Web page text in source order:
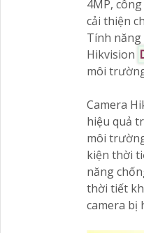
4MP,
cải thiện
Tính năng
Hikvision
môi
Camera
hiệu quả
môi
kiện thời
năng
thời tiết
camera bị